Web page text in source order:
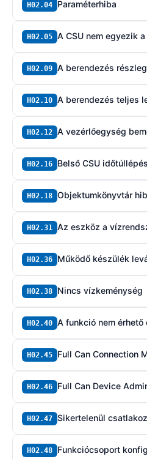
H02.04 Paraméterhiba
H02.05 A CSU nem egyezik
H02.09 A berendezés
H02.10 A berendezés teljes
H02.12 A vezérlőegység
H02.16 Belső CSU időtúllépés
H02.18 Objektumkönyvtár
H02.31 Az eszköz a
H02.36 Működő készülék
H02.38 Nincs vízkeménység
H02.40 A funkció nem érhető
H02.45 Full Can Connection
H02.46 Full Can Device
H02.47 Sikertelenül
H02.48 Funkciócsoport